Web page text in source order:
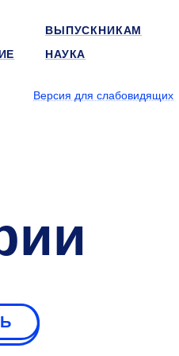
ВЫПУСКНИКАМ
НАУКА
Версия для слабовидящих